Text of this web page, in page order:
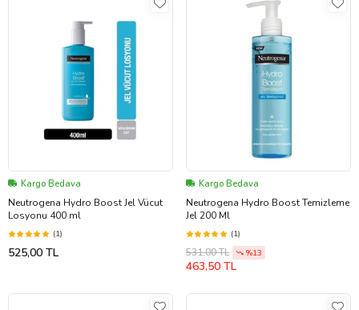
Kargo Bedava
Neutrogena Hydro Boost Jel Vücut
Losyonu 400 ml
(1)
525,00 TL
Kargo Bedava
Neutrogena Hydro Boost Temizleme
Jel 200 Ml
(1)
531,00 TL %13
463,50 TL